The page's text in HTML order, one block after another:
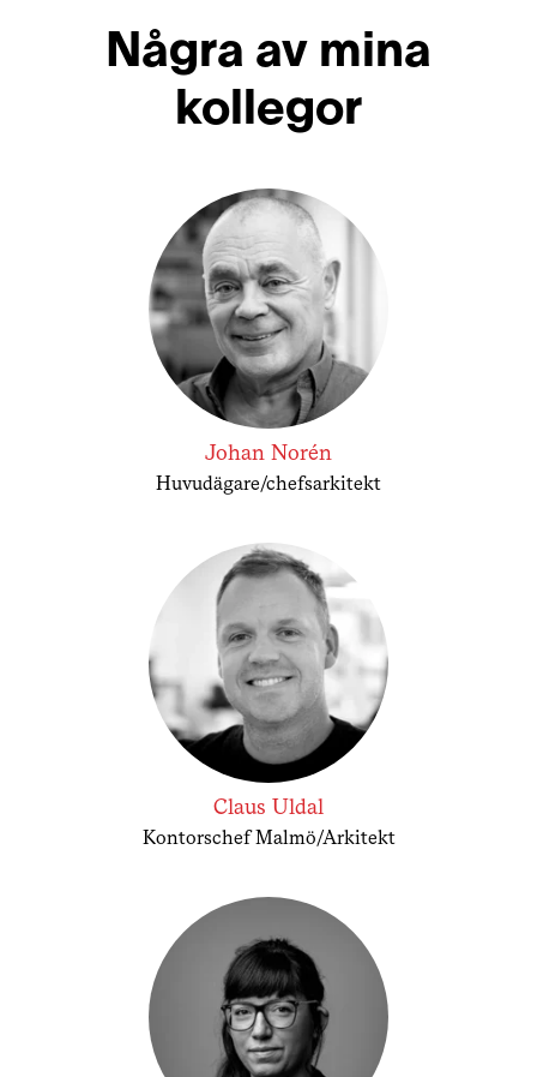
Några av mina
kollegor
Johan Norén
Huvudägare/chefsarkitekt
Claus Uldal
Kontorschef Malmö/Arkitekt